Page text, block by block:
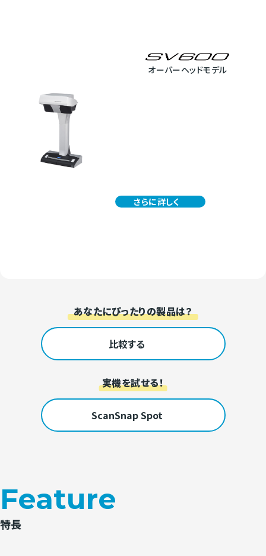
オーバーヘッドモデル
さらに詳しく
あなたにぴったりの製品は？
比較する
実機を試せる！
ScanSnap Spot
Feature
特長